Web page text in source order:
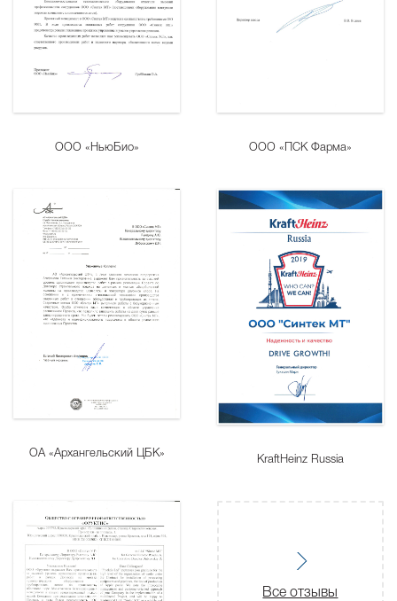
ООО «НьюБио» ООО «ПСК Фарма»
ОА «Архангельский ЦБК»
KraftHeinz Russia
Все отзывы